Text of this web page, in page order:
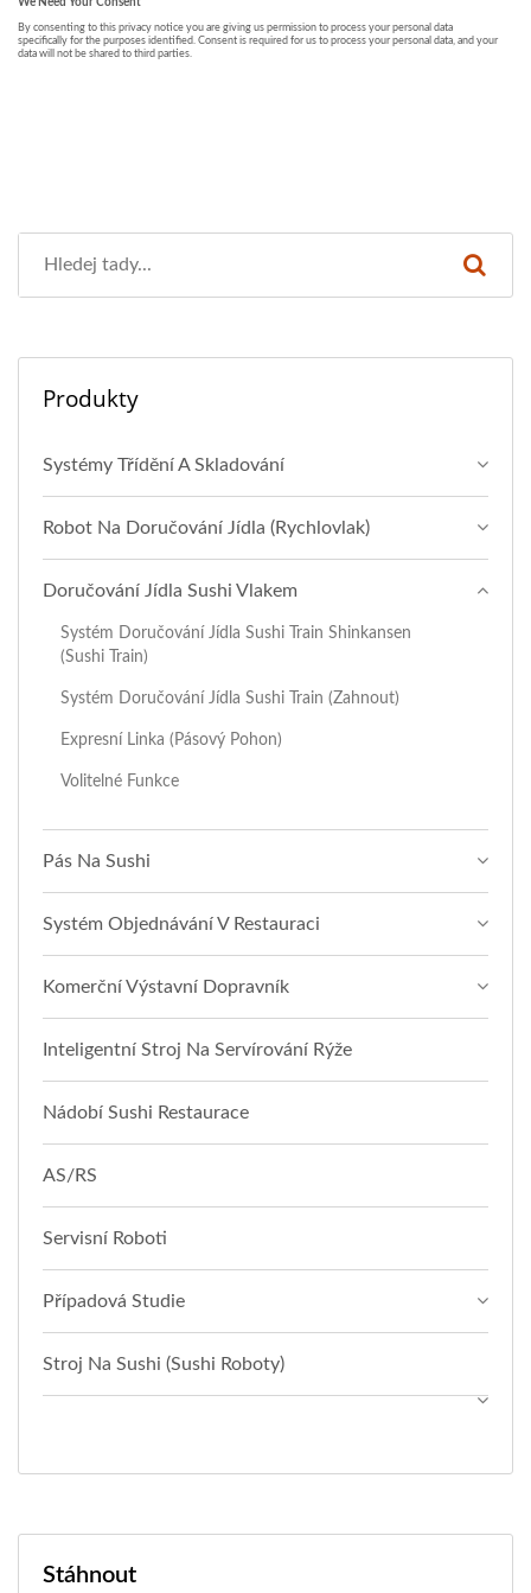
Produkty
Systémy Třídění A Skladování
Robot Na Doručování Jídla (rychlovlak)
Doručování Jídla Sushi Vlakem
Systém Doručování Jídla Sushi Train Shinkansen
(Sushi Train)
Systém Doručování Jídla Sushi Train (Zahnout)
Expresní Linka (pásový Pohon)
Volitelné Funkce
Pás Na Sushi
Systém Objednávání V Restauraci
Komerční Výstavní Dopravník
Inteligentní Stroj Na Servírování Rýže
Nádobí Sushi Restaurace
AS/RS
Servisní Roboti
Případová Studie
Stroj Na Sushi (sushi Roboty)
Stáhnout